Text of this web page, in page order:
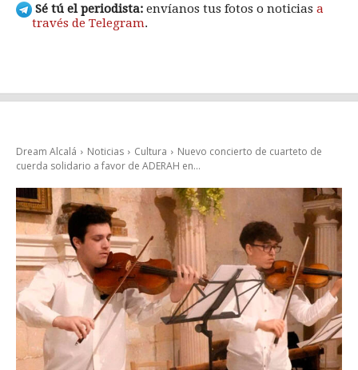
Sé tú el periodista: envíanos tus fotos o noticias a
través de Telegram.